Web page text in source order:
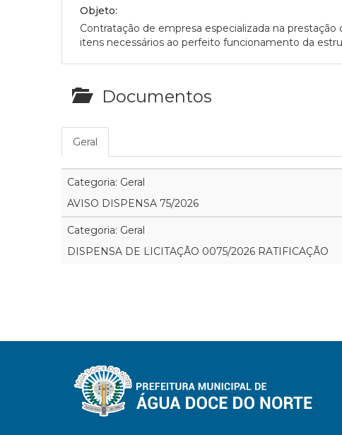
Objeto:
Contratação de empresa especializada na
itens necessários ao perfeito funcionamento da
Documentos
Geral
Categoria: Geral
AVISO DISPENSA 75/2026
Categoria: Geral
DISPENSA DE LICITAÇÃO 0075/2026 RATIFICAÇÃO